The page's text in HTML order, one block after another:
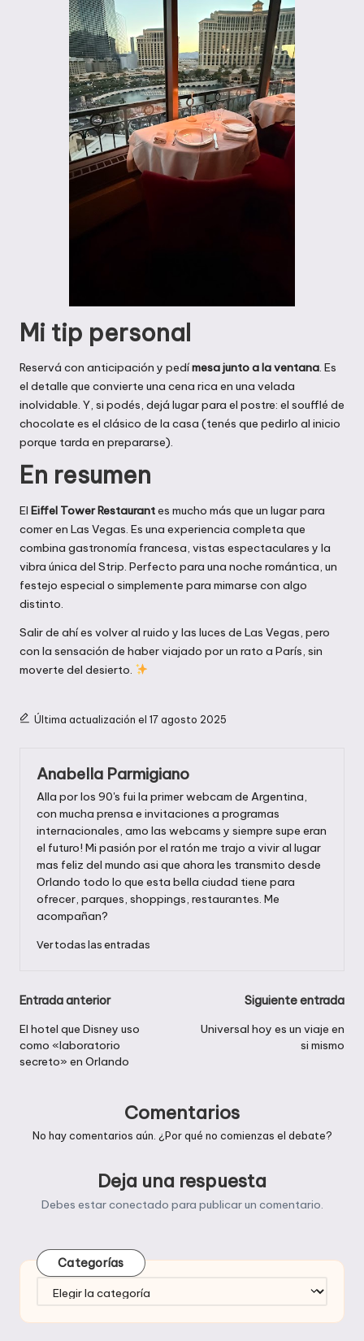
Mi tip personal
Reservá con anticipación y pedímesa junto a la ventana. Es
el detalle que convierte una cena rica en una velada
inolvidable. Y, si podés, dejá lugar para el postre: el soufflé de
chocolate es el clásico de la casa (tenés que pedirlo al inicio
porque tarda en prepararse).
En resumen
El Eiffel Tower Restaurantes mucho más que un lugar para
comer en Las Vegas. Es una experiencia completa que
combina gastronomía francesa, vistas espectaculares y la
vibra única del Strip. Perfecto para una noche romántica, un
festejo especial o simplemente para mimarse con algo
distinto.
Salir de ahí es volver al ruido y las luces de Las Vegas, pero
con la sensación de haber viajado por un rato a París, sin
moverte del desierto.
Última actualización el 17 agosto 2025
Anabella Parmigiano
Alla por los 90's fui la primer webcam de Argentina,
con mucha prensa e invitaciones a programas
internacionales, amo las webcams y siempre supe eran
el futuro! Mi pasión por el ratón me trajo a vivir al lugar
mas feliz del mundo asi que ahora les transmito desde
Orlando todo lo que esta bella ciudad tiene para
ofrecer, parques, shoppings, restaurantes. Me
acompañan?
Ver todas las entradas
Navegación
de
entradas
Entrada anterior
El hotel que Disney uso
como «laboratorio
secreto» en Orlando
Siguiente entrada
Universal hoy es un viaje en
si mismo
Comentarios
No hay comentarios aún. ¿Por qué no comienzas el debate?
Deja una respuesta
Debes estarconectado para publicar un comentario.
Categorías